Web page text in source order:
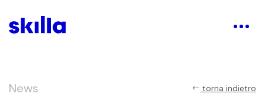
News torna indietro